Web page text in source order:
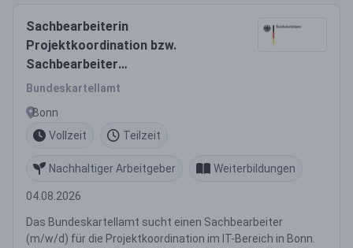
Sachbearbeiterin
Projektkoordination bzw.
Sachbearbeiter
Projektkoordination (w/m/d)
Bundeskartellamt
Bonn
Vollzeit
Teilzeit
Nachhaltiger Arbeitgeber Weiterbildungen
04.08.2026
Das Bundeskartellamt sucht einen Sachbearbeiter
(m/w/d) für die Projektkoordination im IT-Bereich in Bonn.